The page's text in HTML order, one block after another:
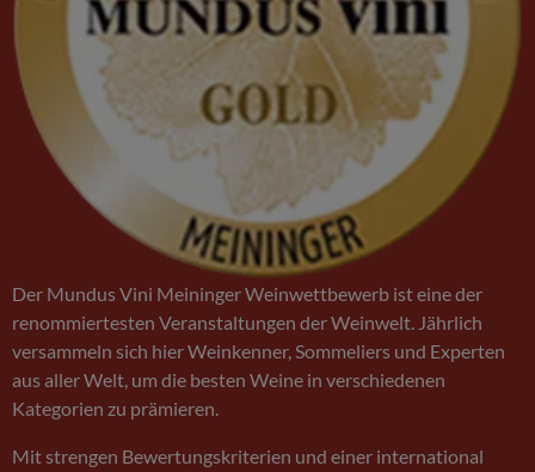
Der Mundus Vini Meininger Weinwettbewerb ist eine der
renommiertesten Veranstaltungen der Weinwelt. Jährlich
versammeln sich hier Weinkenner, Sommeliers und Experten
aus aller Welt, um die besten Weine in verschiedenen
Kategorien zu prämieren.
Mit strengen Bewertungskriterien und einer international